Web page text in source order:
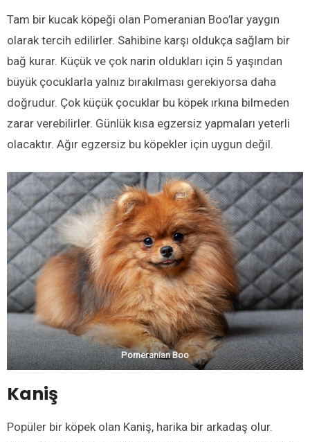
Tam bir kucak köpeği olan Pomeranian Boo’lar yaygın
olarak tercih edilirler. Sahibine karşı oldukça sağlam bir
bağ kurar. Küçük ve çok narin oldukları için 5 yaşından
büyük çocuklarla yalnız bırakılması gerekiyorsa daha
doğrudur. Çok küçük çocuklar bu köpek ırkına bilmeden
zarar verebilirler. Günlük kısa egzersiz yapmaları yeterli
olacaktır. Ağır egzersiz bu köpekler için uygun değil.
Pomeranian Boo
Kaniş
Popüler bir köpek olan Kaniş, harika bir arkadaş olur.